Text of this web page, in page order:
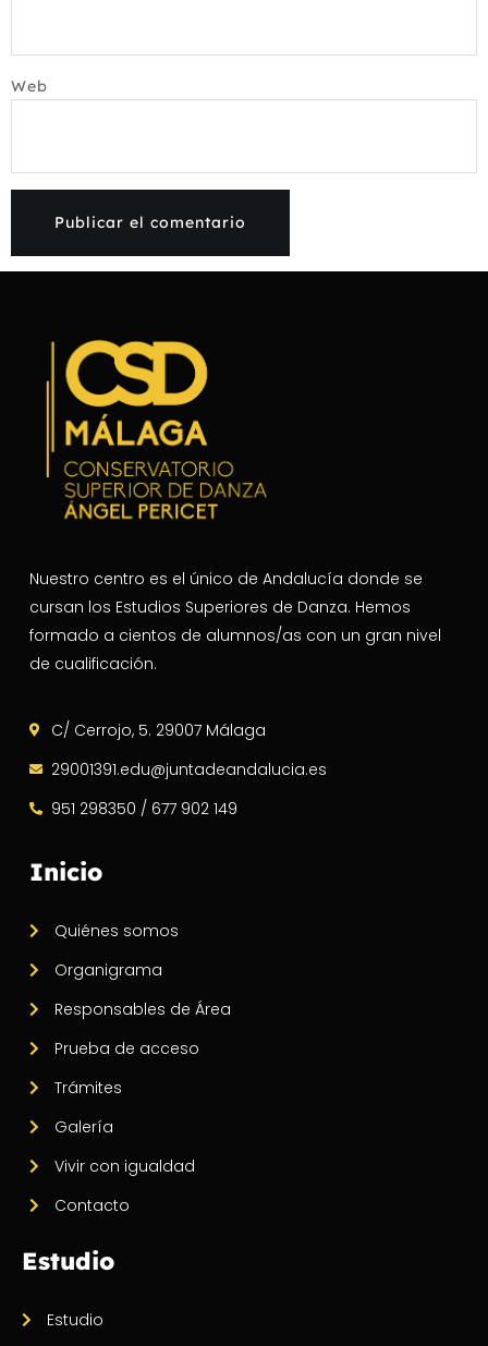
Web
Nuestro centro es el único de Andalucía donde se
cursan los Estudios Superiores de Danza. Hemos
formado a cientos de alumnos/as con un gran nivel
de cualificación.
C/ Cerrojo, 5. 29007 Málaga
29001391.edu@juntadeandalucia.es
951 298350 / 677 902 149
Inicio
Quiénes somos
Organigrama
Responsables de Área
Prueba de acceso
Trámites
Galería
Vivir con igualdad
Contacto
Estudio
Estudio